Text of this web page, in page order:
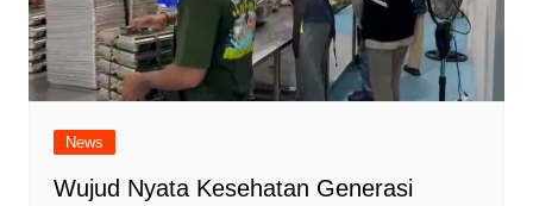
News
Wujud Nyata Kesehatan Generasi